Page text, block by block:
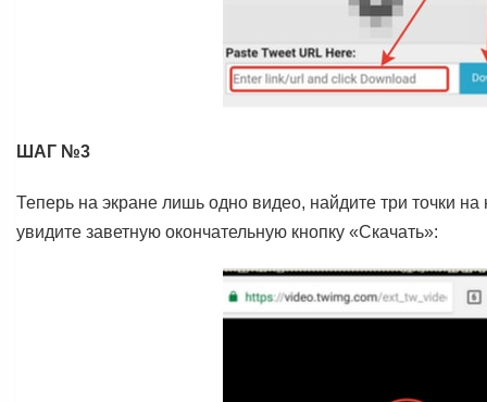
ШАГ №3
Теперь на экране лишь одно видео, найдите три точки
увидите заветную окончательную кнопку «Скачать»: